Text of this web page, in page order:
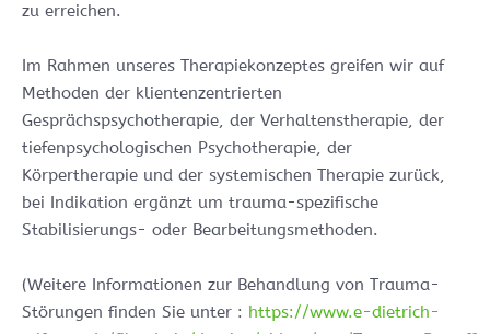
zu erreichen.
Im Rahmen unseres Therapiekonzeptes greifen wir auf
Methoden der klientenzentrierten
Gesprächspsychotherapie, der Verhaltenstherapie, der
tiefenpsychologischen Psychotherapie, der
Körpertherapie und der systemischen Therapie zurück,
bei Indikation ergänzt um trauma-spezifische
Stabilisierungs- oder Bearbeitungsmethoden.
(Weitere Informationen zur Behandlung von Trauma-
Störungen finden Sie unter : https://www.e-dietrich-